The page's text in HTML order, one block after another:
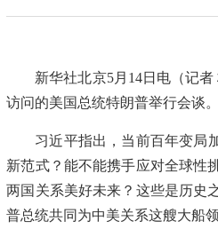
新华社北京5月14日电（记
访问的美国总统特朗普举行会谈。
习近平指出，当前百年变局
新范式？能不能携手应对全球性
两国关系美好未来？这些是历史
普总统共同为中美关系这艘大船